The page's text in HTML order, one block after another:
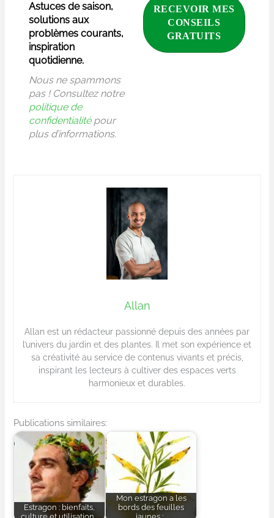
Astuces de saison,
solutions aux
problèmes courants,
inspiration
quotidienne.
Nous ne spammons
pas ! Consultez notre
politique de
confidentialitépour
plus d’informations.
Allan
Allan est un rédacteur passionné depuis des années par
l’univers du jardin et des plantes. Il met son expérience et
sa créativité au service de contenus vivants et précis,
inspirant les lecteurs à cultiver des espaces verts
harmonieux et durables.
Publications similaires:
Estragon : bienfaits,
Mon estragon a les
bords des feuilles